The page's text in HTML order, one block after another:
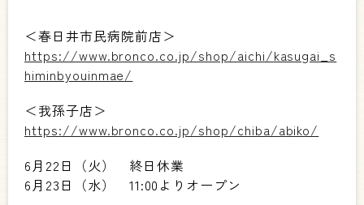
＜春日井市民病院前店＞
https://www.bronco.co.jp/shop/aichi/kasugai_s
himinbyouinmae/
＜我孫子店＞
https://www.bronco.co.jp/shop/chiba/abiko/
6月22日（火） 終日休業
6月23日（水） 11:00よりオープン